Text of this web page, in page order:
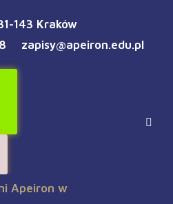
143 Kraków
zapisy@apeiron.edu.pl